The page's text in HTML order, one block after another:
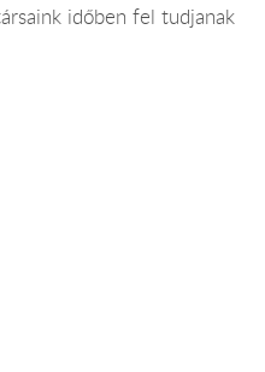
időben fel tudjanak